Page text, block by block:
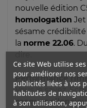
nouvelle édition
homologation
sésame
la norme 22.06.
Performance
Vous le savez,
casques
Ce site Web utilise
pour améliorer nos
publicités liées à vos
habitudes de
à son utilisation,